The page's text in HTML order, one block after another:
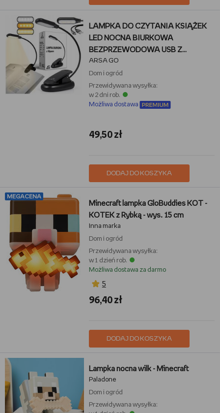
LAMPKA DO CZYTANIA KSIĄŻEK
LED NOCNA BIURKOWA
BEZPRZEWODOWA USB Z
KLIPSEM
ARSA GO
Dom i ogród
Przewidywana wysyłka:
w 2 dni rob.
Możliwa dostawa
49,50 zł
DODAJ DO KOSZYKA
MEGACENA
Minecraft lampka GloBuddies KOT -
KOTEK z Rybką - wys. 15 cm
Inna marka
Dom i ogród
Przewidywana wysyłka:
w 1 dzień rob.
Możliwa dostawa za darmo
5
96,40 zł
DODAJ DO KOSZYKA
Lampka nocna wilk - Minecraft
Paladone
Dom i ogród
Przewidywana wysyłka: